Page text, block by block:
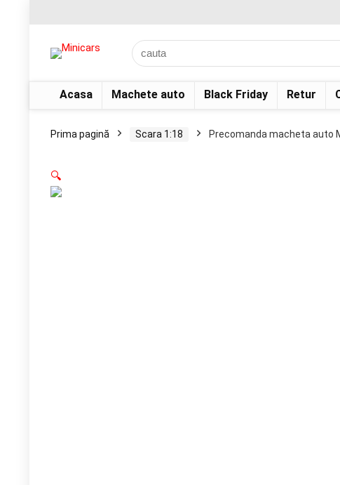
Acasa Machete auto Black Friday Retur
Prima pagină Scara 1:18 Precomanda macheta auto
🔍